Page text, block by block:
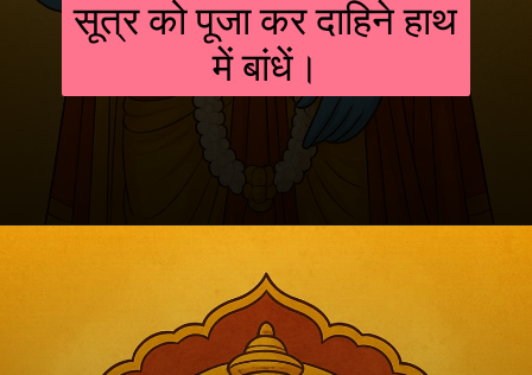
सूत्र को पूजा कर दाहिने हाथ
में बांधें।